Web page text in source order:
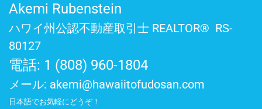
Akemi Rubenstein
ハワイ州公認不動産取引士 REALTOR® RS-
80127
電話: 1 (808) 960-1804
メール: akemi@hawaiitofudosan.com
日本語でお気軽にどうぞ！